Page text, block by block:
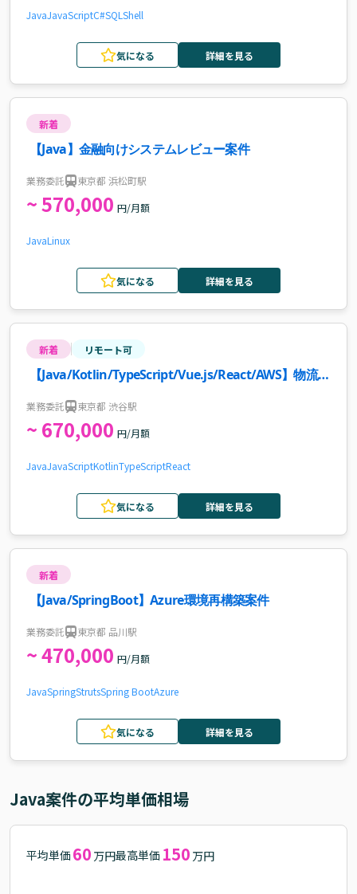
JavaJavaScriptC#SQL Shell
気になる 詳細を見る
新着
【Java】金融向けシステムレビュー案件
業務委託 東京都 浜松町駅
~ 570,000 円/月額
JavaLinux
気になる 詳細を見る
新着 リモート可
【Java/Kotlin/TypeScript/Vue.js/React/AWS】物流業
業務委託 東京都 渋谷駅
~ 670,000 円/月額
JavaJavaScriptKotlinTypeScriptReact
気になる 詳細を見る
新着
【Java/SpringBoot】Azure環境再構築案件
業務委託 東京都 品川駅
~ 470,000 円/月額
JavaSpringStrutsSpring BootAzure
気になる 詳細を見る
Java案件の平均単価相場
平均単価 60 万円最高単価 150 万円